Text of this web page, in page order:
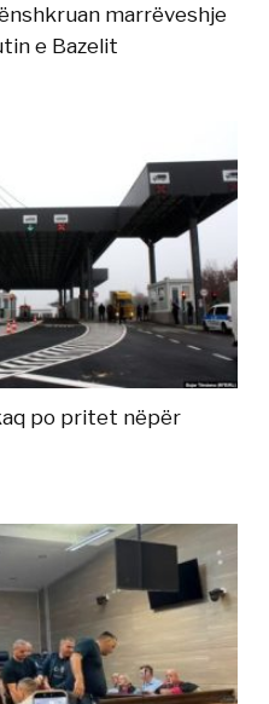
marrëveshje
e Bazelit
po pritet nëpër